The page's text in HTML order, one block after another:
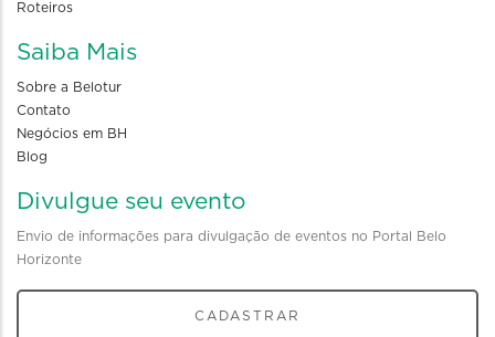
Roteiros
Saiba Mais
Sobre a Belotur
Contato
Negócios em BH
Blog
Divulgue seu evento
Envio de informações para divulgação de eventos no Portal Belo
Horizonte
CADASTRAR